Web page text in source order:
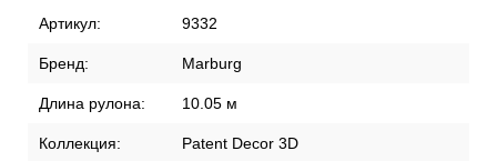
Артикул: 9332
Бренд: Marburg
Длина рулона: 10.05 м
Коллекция: Patent Decor 3D